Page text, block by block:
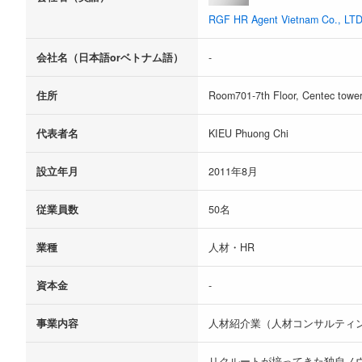
RGF HR Agent Vietnam Co., LTD
会社名（日本語orベトナム語） -
住所 Room701-7th Floor, Centec
代表者名 KIEU Phuong Chi
設立年月 2011年8月
従業員数 50名
業種 人材・HR
資本金 ‐
事業内容 人材紹介業（人材コンサルティ